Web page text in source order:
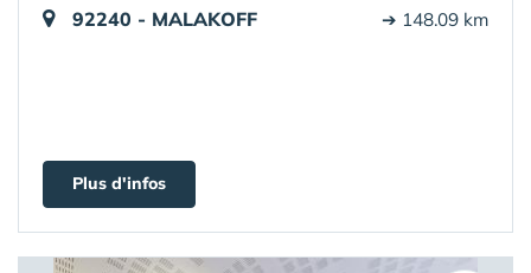
92240 - MALAKOFF ➔ 148.09 km
Plus d'infos